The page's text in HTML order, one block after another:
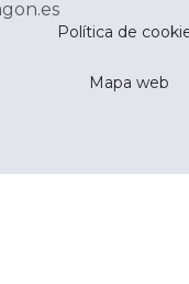
Política de
Mapa web